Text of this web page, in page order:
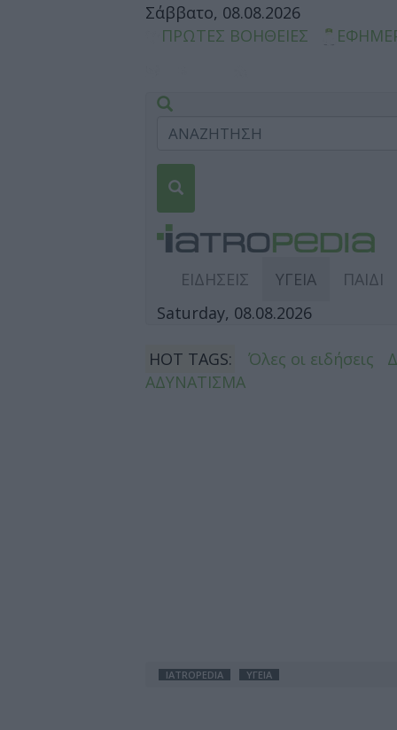
Σάββατο, 08.08.2026
ΠΡΩΤΕΣ ΒΟΗΘΕΙΕΣ
ΕΙΔΗΣΕΙΣ ΥΓΕΙΑ ΠΑΙΔΙ
Saturday, 08.08.2026
HOT TAGS: Όλες οι ειδήσεις
ΑΔΥΝΑΤΙΣΜΑ
IATROPEDIA ΥΓΕΙΑ